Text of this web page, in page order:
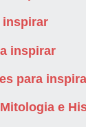
inspirar
inspirar
para
e